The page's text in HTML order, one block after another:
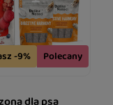
-9% Polecany